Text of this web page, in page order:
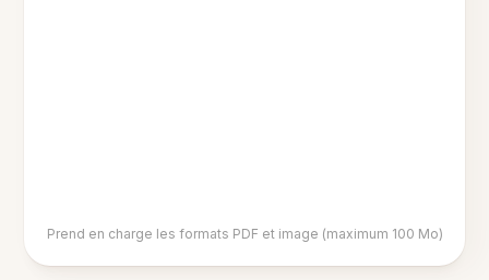
Prend en charge les formats PDF et image (maximum 100 Mo)